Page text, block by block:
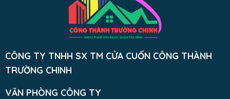
CÔNG TY TNHH SX TM CỬA CUỐN CÔNG THÀNH
TRƯỜNG CHINH
VĂN PHÒNG CÔNG TY